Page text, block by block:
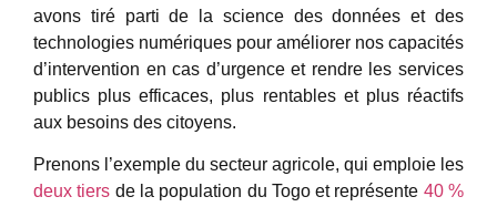
avons tiré parti de la science des données et des
technologies numériques pour améliorer nos capacités
d’intervention en cas d’urgence et rendre les services
publics plus efficaces, plus rentables et plus réactifs
aux besoins des citoyens.
Prenons l’exemple du secteur agricole, qui emploie les
deux tiers de la population du Togo et représente 40 %